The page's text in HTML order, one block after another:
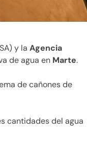
y la Agencia
de agua en Marte.
de cañones de
cantidades del agua